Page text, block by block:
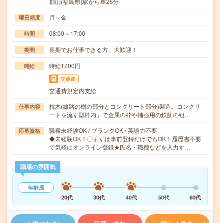
曜日頻度 月～金
時間 08:00～17:00
期間 長期でお仕事できる方、大歓迎！
時給 時給1200円
交通費
交通費規定内支給
仕事内容
枕木(線路の樹の部分とコンクリート部分)製造。コンクリ
ートを流す型枠内」で金属の枠や補強用の鉄筋の組…
応募資格
職種未経験OK / ブランクOK / 英語力不要
◆未経験OK！〇まずは事前登録だけでもOK！履歴書不要
で気軽にオンライン登録★氏名・職種などを入力す…
職場の雰囲気
年齢層
20代
30代 40代 50代 60代